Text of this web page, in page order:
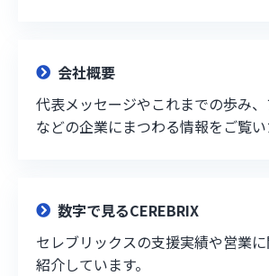
会社概要
代表メッセージやこれまでの歩み
などの企業にまつわる情報をご覧い
数字で見るCEREBRIX
セレブリックスの支援実績や営業
紹介しています。